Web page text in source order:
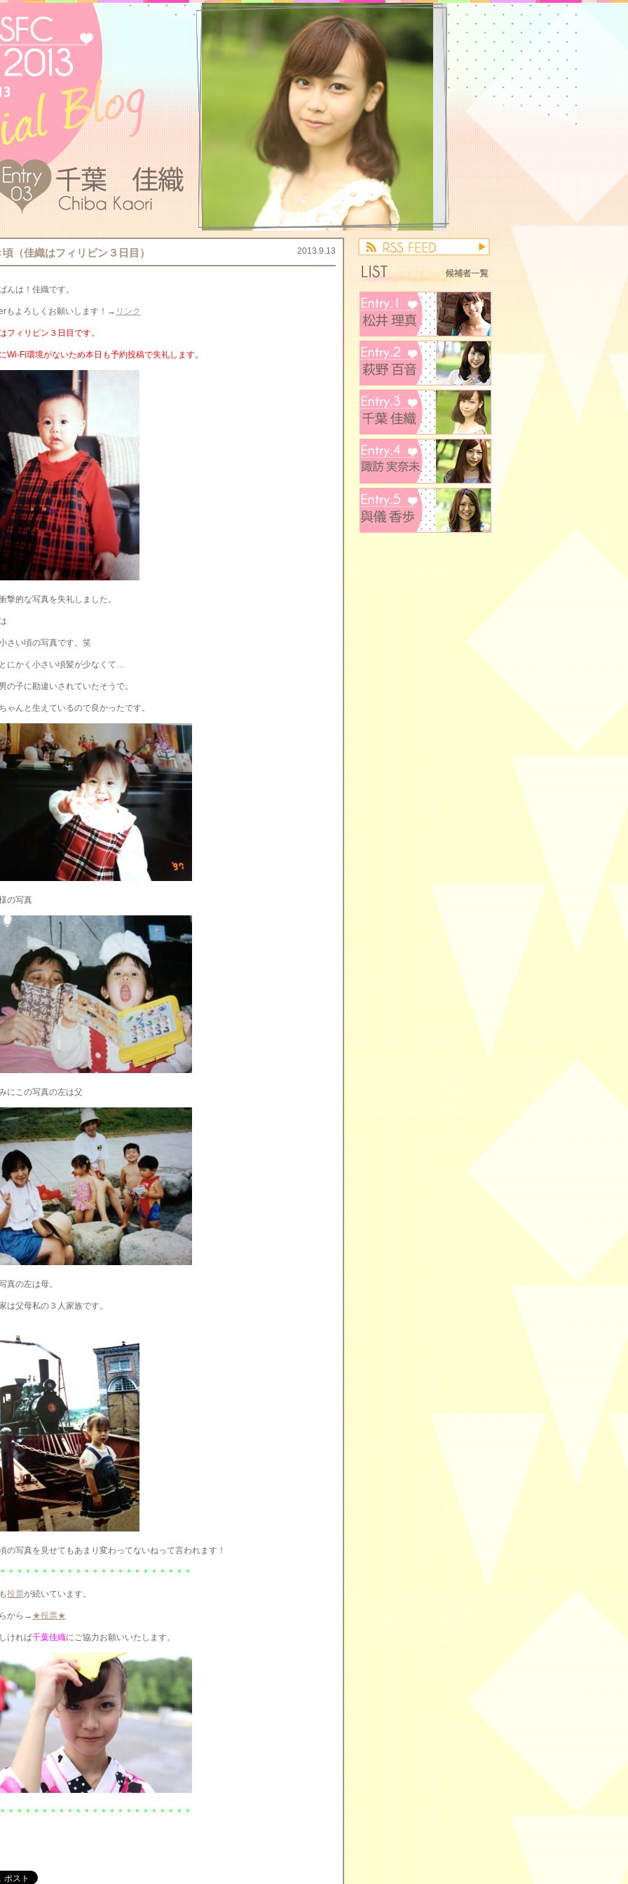
2013.9.13
（佳織はフィリピン３日目）
んは！佳織です。
もよろしくお願いします！→ リンク
フィリピン３日目です。
Wi-Fi環境がないため本日も予約投稿で失礼します。
撃的な写真を失礼しました。
さい頃の写真です。笑
にかく小さい頃髪が少なくて…
の子に勘違いされていたそうで。
ゃんと生えているので良かったです。
の写真
にこの写真の左は父
真の左は母。
は父母私の３人家族です。
の写真を見せてもあまり変わってないねって言われます！
＊＊＊＊＊＊＊＊＊＊＊＊＊＊＊＊＊＊＊＊＊＊
投票が続いています。
から→ ★投票★
ければ千葉佳織にご協力お願いいたします。
＊＊＊＊＊＊＊＊＊＊＊＊＊＊＊＊＊＊＊＊＊＊